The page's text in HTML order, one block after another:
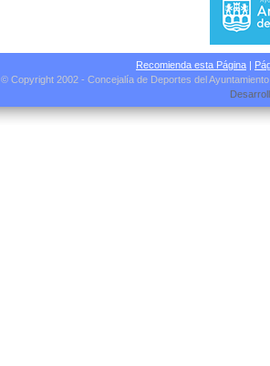
Recomienda esta Página |
© Copyright 2002 - Concejalía de Deportes del